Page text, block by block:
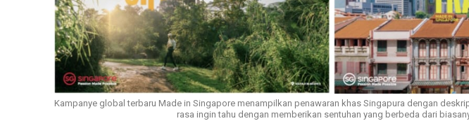
Kampanye global terbaru Made in Singapore menampilkan penawaran khas Singapura dengan
rasa ingin tahu dengan memberikan sentuhan yang berbeda dari